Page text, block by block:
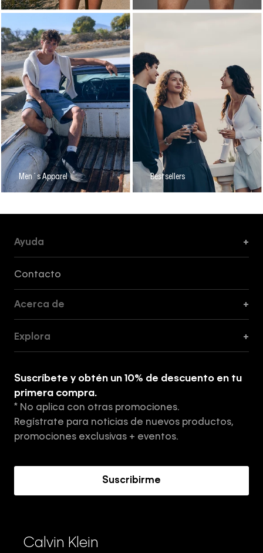
Men´s Apparel Bestsellers
Ayuda +
Contacto
Acerca de +
Tiendas
Aviso de privacidad
Términos y Condiciones
Explora +
Suscríbete y obtén un 10% de descuento en tu
primera compra.
* No aplica con otras promociones.
Regístrate para noticias de nuevos productos,
promociones exclusivas + eventos.
Suscribirme
Calvin Klein